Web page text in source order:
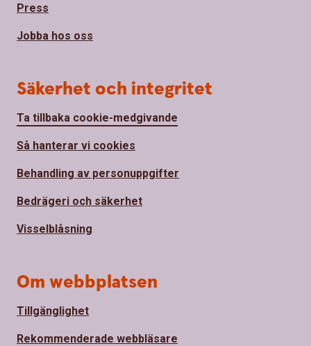
Press
Jobba hos oss
Säkerhet och integritet
Ta tillbaka cookie-medgivande
Så hanterar vi cookies
Behandling av personuppgifter
Bedrägeri och säkerhet
Visselblåsning
Om webbplatsen
Tillgänglighet
Rekommenderade webbläsare